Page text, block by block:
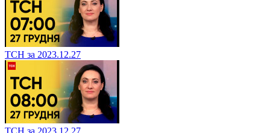
ТСН за 2023.12.27
ТСН за 2023.12.27